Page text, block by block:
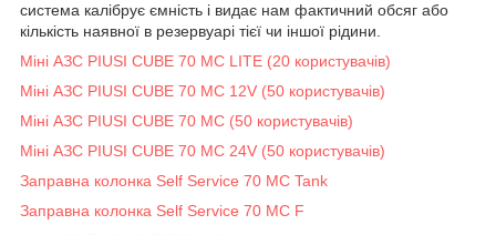
система калібрує ємність і видає нам фактичний обсяг або
кількість наявної в резервуарі тієї чи іншої рідини.
Міні АЗС PIUSI CUBE 70 MC LITE (20 користувачів)
Міні АЗС PIUSI CUBE 70 MC 12V (50 користувачів)
Міні АЗС PIUSI CUBE 70 MC (50 користувачів)
Міні АЗС PIUSI CUBE 70 MC 24V (50 користувачів)
Заправна колонка Self Service 70 MC Tank
Заправна колонка Self Service 70 MC F